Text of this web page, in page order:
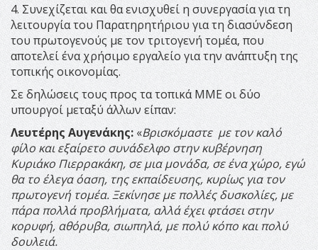
4. ⁠Συνεχίζεται και θα ενισχυθεί η συνεργασία για τη
λειτουργία του Παρατηρητήριου για τη διασύνδεση
του πρωτογενούς με τον τριτογενή τομέα, που
αποτελεί ένα χρήσιμο εργαλείο για την ανάπτυξη της
τοπικής οικονομίας.
Σε δηλώσεις τους προς τα τοπικά ΜΜΕ οι δύο
υπουργοί μεταξύ άλλων είπαν:
Λευτέρης Αυγενάκης: «Βρισκόμαστε με τον καλό
φίλο και εξαίρετο συνάδελφο στην κυβέρνηση
Κυριάκο Πιερρακάκη, σε μια μονάδα, σε ένα χώρο, εγώ
θα το έλεγα όαση, της εκπαίδευσης, κυρίως για τον
πρωτογενή τομέα. Ξεκίνησε με πολλές δυσκολίες, με
πάρα πολλά προβλήματα, αλλά έχει φτάσει στην
κορυφή, αθόρυβα, σιωπηλά, με πολύ κόπο και πολύ
δουλειά.